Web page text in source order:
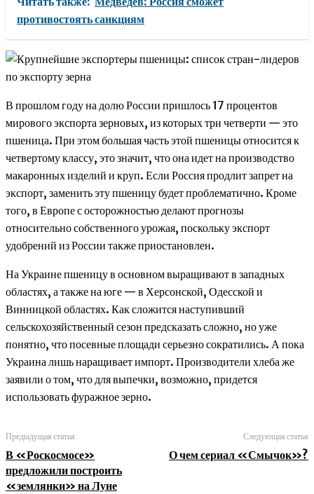
противостоять санкциям
В прошлом году на долю России пришлось 17 процентов
мирового экспорта зерновых, из которых три четверти — это
пшеница. При этом большая часть этой пшеницы относится к
четвертому классу, это значит, что она идет на производство
макаронных изделий и круп. Если Россия продлит запрет на
экспорт, заменить эту пшеницу будет проблематично. Кроме
того, в Европе с осторожностью делают прогнозы
относительно собственного урожая, поскольку экспорт
удобрений из России также приостановлен.
На Украине пшеницу в основном выращивают в западных
областях, а также на юге — в Херсонской, Одесской и
Винницкой областях. Как сложится наступивший
сельскохозяйственный сезон предсказать сложно, но уже
понятно, что посевные площади серьезно сократились. А пока
Украина лишь наращивает импорт. Производители хлеба же
заявили о том, что для выпечки, возможно, придется
использовать фуражное зерно.
Предыдущая статья
В «Роскосмосе»
предложили построить
«землянки» на Луне
Следующая статья
О чем сериал «Смычок»?